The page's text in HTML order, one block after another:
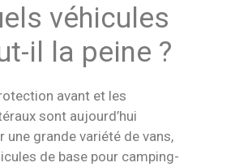
véhicules
il la peine ?
avant et les
sont aujourd’hui
une grande variété de vans,
de base pour camping-